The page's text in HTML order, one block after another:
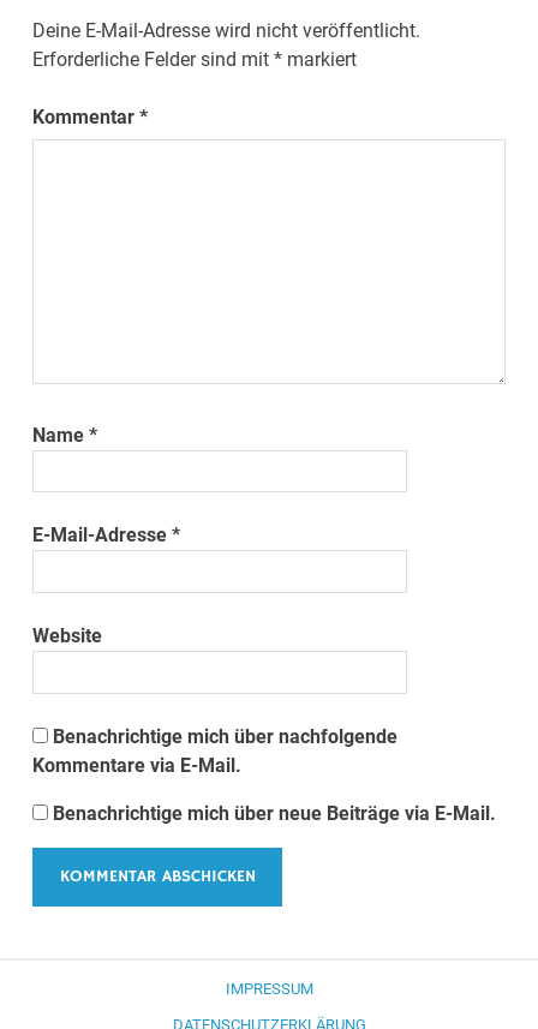
Deine E-Mail-Adresse wird nicht veröffentlicht.
Erforderliche Felder sind mit* markiert
Kommentar*
Name*
E-Mail-Adresse*
Website
Benachrichtige mich über nachfolgende
Kommentare via E-Mail.
Benachrichtige mich über neue Beiträge via E-Mail.
IMPRESSUM
DATENSCHUTZERKLÄRUNG